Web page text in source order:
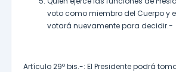
voto como miembro del Cuerpo y
votará nuevamente para decidir.-
Artículo 29º bis.-: El Presidente podrá